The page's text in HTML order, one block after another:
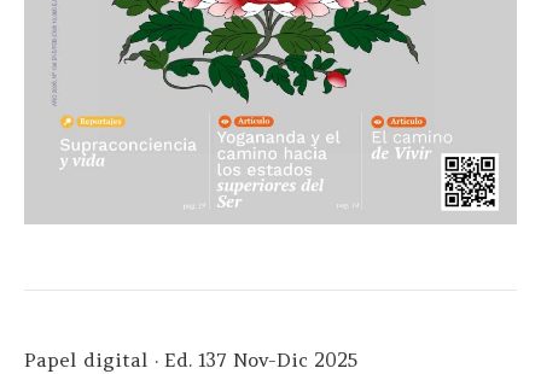
Papel digital · Ed. 137 Nov-Dic 2025